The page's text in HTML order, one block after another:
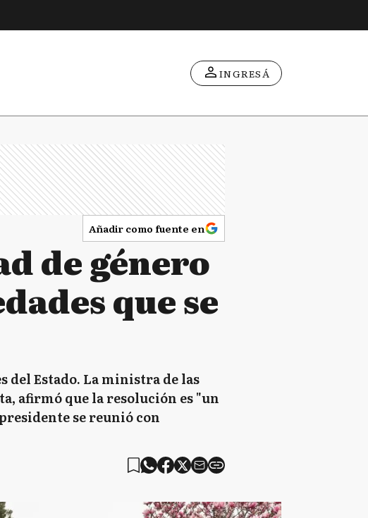
INGRESÁ
Añadir como fuente en
de género
que se
del Estado. La ministra de las
afirmó que la resolución es "un
se reunió con